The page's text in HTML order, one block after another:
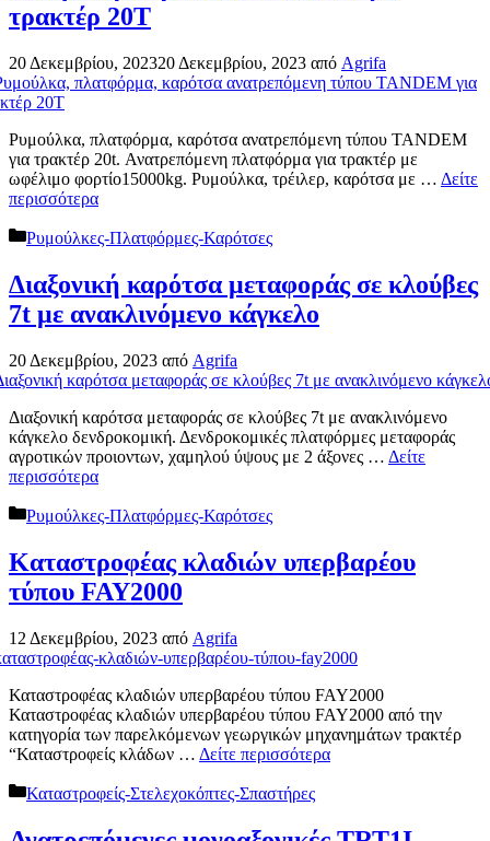
τρακτέρ 20Τ
20 Δεκεμβρίου, 202320 Δεκεμβρίου, 2023 από Agrifa
Ρυμούλκα, πλατφόρμα, καρότσα ανατρεπόμενη τύπου TANDEM
για τρακτέρ 20t. Ανατρεπόμενη πλατφόρμα για τρακτέρ με
ωφέλιμο φορτίο15000kg. Ρυμούλκα, τρέιλερ, καρότσα με … Δείτε
περισσότερα
Κατηγορίες
Ρυμούλκες-Πλατφόρμες-Καρότσες
Διαξονική καρότσα μεταφοράς σε κλούβες
7t με ανακλινόμενο κάγκελο
20 Δεκεμβρίου, 2023 από Agrifa
Διαξονική καρότσα μεταφοράς σε κλούβες 7t με ανακλινόμενο
κάγκελο δενδροκομική. Δενδροκομικές πλατφόρμες μεταφοράς
αγροτικών προιοντων, χαμηλού ύψους με 2 άξονες … Δείτε
περισσότερα
Κατηγορίες
Ρυμούλκες-Πλατφόρμες-Καρότσες
Καταστροφέας κλαδιών υπερβαρέου
τύπου FAY2000
12 Δεκεμβρίου, 2023 από Agrifa
Καταστροφέας κλαδιών υπερβαρέου τύπου FAY2000
Καταστροφέας κλαδιών υπερβαρέου τύπου FAY2000 από την
κατηγορία των παρελκόμενων γεωργικών μηχανημάτων τρακτέρ
“Καταστροφείς κλάδων … Δείτε περισσότερα
Κατηγορίες
Καταστροφείς-Στελεχοκόπτες-Σπαστήρες